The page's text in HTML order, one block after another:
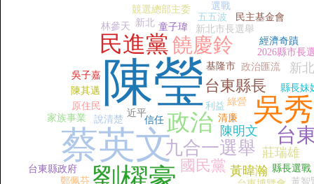
陳瑩
蔡英文
吳
政治
民進黨饒慶鈴
台
九合一選舉
台東縣長
國民黨
新
黃暐瀚
莊瑞雄
陳明文
利益
信任
說清楚 清廉
鄭佩芬
原住民
童子瑋
新北
基隆市 政治匯流
2026縣市長
新北市長選舉
縣長妹
五五波
經濟奇蹟
綠營
縣長選戰
民主基金會
近平
黃智
陳其邁
競選總部主委 選戰
家族事業
吳子嘉
台東縣政府
林參天